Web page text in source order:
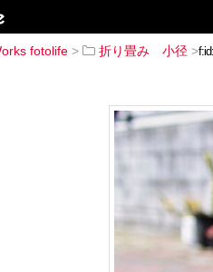
fotolife > 折り畳み 小径 >